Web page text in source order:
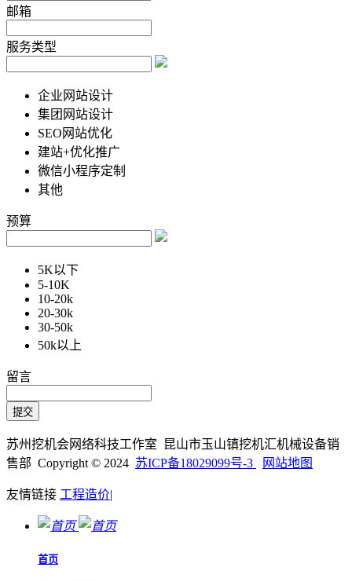
邮箱
服务类型
企业网站设计
集团网站设计
SEO网站优化
建站+优化推广
微信小程序定制
其他
预算
5K以下
5-10K
10-20k
20-30k
30-50k
50k以上
留言
苏州挖机会网络科技工作室 昆山市玉山镇挖机汇机械设备销
售部 Copyright © 2024 苏ICP备18029099号-3 网站地图
友情链接 工程造价|
首页